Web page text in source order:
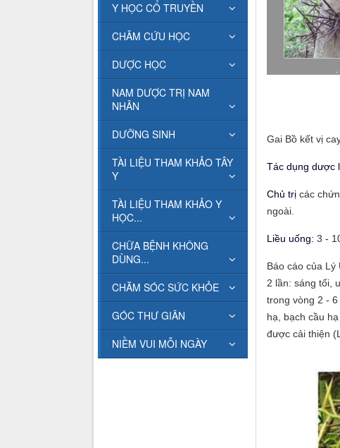
.
Gai Bồ kết vị
Tác dụng dược
Chủ trịcác
ngoài.
Liều uống: 3 -
Báo cáo của
2 lần: sáng tối,
trong vòng 2 -
hạ, bạch cầu
được cải thiện
Y HỌC CỔ TRUYỀN
CHÂM CỨU HỌC
DƯỢC HỌC
NAM DƯỢC TRỊ NAM
NHÂN
DƯỠNG SINH
TÀI LIỆU THAM KHẢO TÂY
Y
TÀI LIỆU THAM KHẢO Y
HỌC...
CHỮA BỆNH KHÔNG
DÙNG...
CHĂM SÓC SỨC KHỎE
GÓC THƯ GIÃN
NIỀM VUI MỖI NGÀY